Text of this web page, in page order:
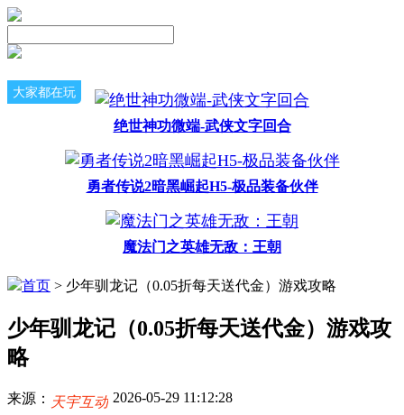
大家都在玩
绝世神功微端-武侠文字回合
勇者传说2暗黑崛起H5-极品装备伙伴
魔法门之英雄无敌：王朝
首页 > 少年驯龙记（0.05折每天送代金）游戏攻略
少年驯龙记（0.05折每天送代金）游戏攻
略
来源： 天宇互动 2026-05-29 11:12:28